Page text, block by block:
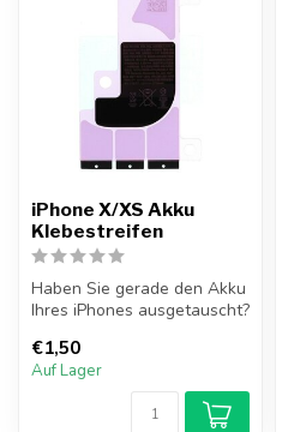
iPhone X/XS Akku
Klebestreifen
Haben Sie gerade den Akku
Ihres iPhones ausgetauscht?
Akku...
€1,50
Auf Lager